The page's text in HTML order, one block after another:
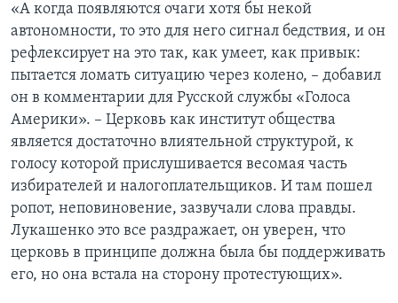
«А когда появляются очаги хотя бы некой
автономности, то это для него сигнал бедствия, и он
рефлексирует на это так, как умеет, как привык:
пытается ломать ситуацию через колено, – добавил
он в комментарии для Русской службы «Голоса
Америки». – Церковь как институт общества
является достаточно влиятельной структурой, к
голосу которой прислушивается весомая часть
избирателей и налогоплательщиков. И там пошел
ропот, неповиновение, зазвучали слова правды.
Лукашенко это все раздражает, он уверен, что
церковь в принципе должна была бы поддерживать
его, но она встала на сторону протестующих».